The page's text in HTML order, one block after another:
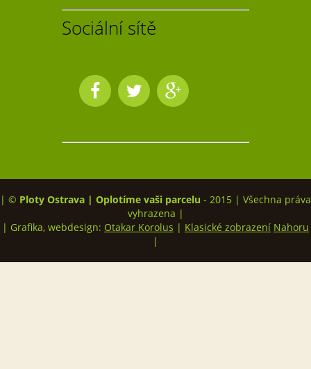
Sociální sítě
| © Ploty Ostrava | Oplotíme vaši parcelu - 2015 | Všechna práva
vyhrazena |
| Grafika, webdesign: Otakar Korolus | Klasické zobrazení Nahoru
|